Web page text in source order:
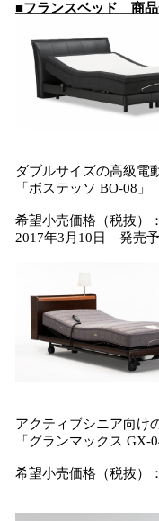
■フランスベッド 商
ダブルサイズの高級電
「ボステッソ BO-08」
希望小売価格（税抜）
2017年3月10日 発売
アクティブシニア向け
「グランマックス GX-
希望小売価格（税抜）